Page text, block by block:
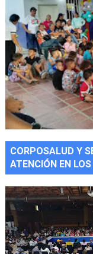
CORPOSALUD Y
ATENCIÓN EN